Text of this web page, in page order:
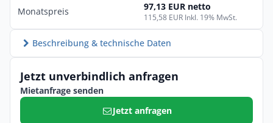
Monatspreis 97,13 EUR netto
115,58 EUR Inkl. 19% MwSt.
Beschreibung & technische Daten
Jetzt unverbindlich anfragen
Mietanfrage senden
Jetzt anfragen